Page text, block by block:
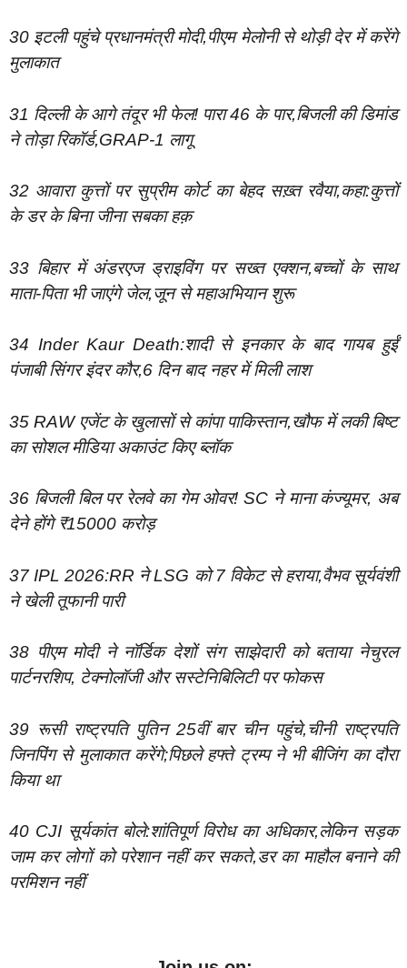
30 इटली पहुंचे प्रधानमंत्री मोदी,पीएम मेलोनी से थोड़ी देर में करेंगे
मुलाकात
31 दिल्ली के आगे तंदूर भी फेल! पारा 46 के पार,बिजली की डिमांड
ने तोड़ा रिकॉर्ड,GRAP-1 लागू
32 आवारा कुत्तों पर सुप्रीम कोर्ट का बेहद सख़्त रवैया,कहा:कुत्तों
के डर के बिना जीना सबका हक़
33 बिहार में अंडरएज ड्राइविंग पर सख्त एक्शन,बच्चों के साथ
माता-पिता भी जाएंगे जेल,जून से महाअभियान शुरू
34 Inder Kaur Death:शादी से इनकार के बाद गायब हुईं
पंजाबी सिंगर इंदर कौर,6 दिन बाद नहर में मिली लाश
35 RAW एजेंट के खुलासों से कांपा पाकिस्तान,खौफ में लकी बिष्ट
का सोशल मीडिया अकाउंट किए ब्लॉक
36 बिजली बिल पर रेलवे का गेम ओवर! SC ने माना कंज्यूमर, अब
देने होंगे ₹15000 करोड़
37 IPL 2026:RR ने LSG को 7 विकेट से हराया,वैभव सूर्यवंशी
ने खेली तूफानी पारी
38 पीएम मोदी ने नॉर्डिक देशों संग साझेदारी को बताया नेचुरल
पार्टनरशिप, टेक्नोलॉजी और सस्टेनिबिलिटी पर फोकस
39 रूसी राष्ट्रपति पुतिन 25वीं बार चीन पहुंचे,चीनी राष्ट्रपति
जिनपिंग से मुलाकात करेंगे;पिछले हफ्ते ट्रम्प ने भी बीजिंग का दौरा
किया था
40 CJI सूर्यकांत बोले:शांतिपूर्ण विरोध का अधिकार,लेकिन सड़क
जाम कर लोगों को परेशान नहीं कर सकते,डर का माहौल बनाने की
परमिशन नहीं